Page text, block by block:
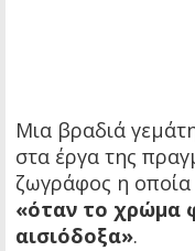
Μια βραδιά
στα έργα της
ζωγράφος η
«όταν το χρώμα
αισιόδοξα».